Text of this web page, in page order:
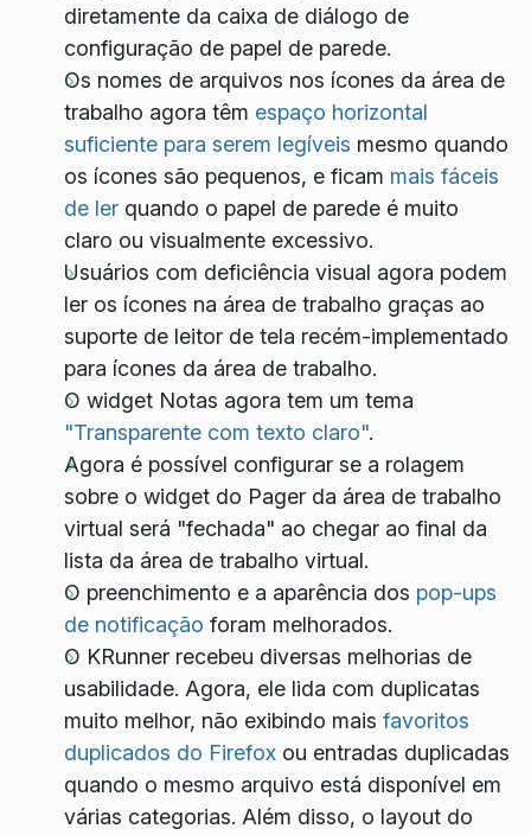
diretamente da caixa de diálogo de
configuração de papel de parede.
Os nomes de arquivos nos ícones da área de
trabalho agora têm espaço horizontal
suficiente para serem legíveis mesmo quando
os ícones são pequenos, e ficam mais fáceis
de ler quando o papel de parede é muito
claro ou visualmente excessivo.
Usuários com deficiência visual agora podem
ler os ícones na área de trabalho graças ao
suporte de leitor de tela recém-implementado
para ícones da área de trabalho.
O widget Notas agora tem um tema
"Transparente com texto claro".
Agora é possível configurar se a rolagem
sobre o widget do Pager da área de trabalho
virtual será "fechada" ao chegar ao final da
lista da área de trabalho virtual.
O preenchimento e a aparência dos pop-ups
de notificação foram melhorados.
O KRunner recebeu diversas melhorias de
usabilidade. Agora, ele lida com duplicatas
muito melhor, não exibindo mais favoritos
duplicados do Firefox ou entradas duplicadas
quando o mesmo arquivo está disponível em
várias categorias. Além disso, o layout do